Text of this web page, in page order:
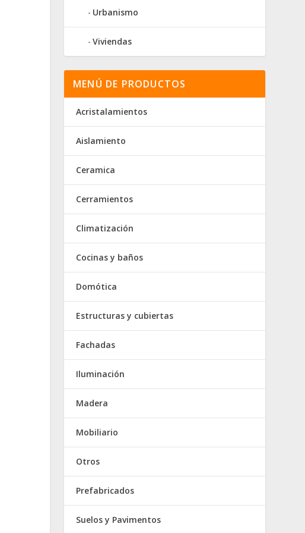
Urbanismo
Viviendas
MENÚ DE PRODUCTOS
Acristalamientos
Aislamiento
Ceramica
Cerramientos
Climatización
Cocinas y baños
Domótica
Estructuras y cubiertas
Fachadas
Iluminación
Madera
Mobiliario
Otros
Prefabricados
Suelos y Pavimentos